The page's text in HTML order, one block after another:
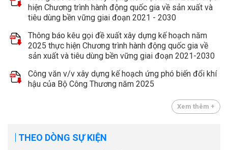
hiện Chương trình hành động quốc gia về sản xuất và
tiêu dùng bền vững giai đoạn 2021 - 2030
Thông báo kêu gọi đề xuất xây dựng kế hoạch năm
2025 thực hiện Chương trình hành động quốc gia về
sản xuất và tiêu dùng bền vững giai đoạn 2021-2030
Công văn v/v xây dựng kế hoạch ứng phó biến đổi khí
hậu của Bộ Công Thương năm 2025
Xem thêm +
THEO DÒNG SỰ KIỆN